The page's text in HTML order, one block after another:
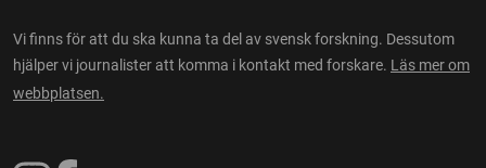
Vi finns för att du ska kunna ta del av svensk forskning. Dessutom
hjälper vi journalister att komma i kontakt med forskare. Läs mer om
webbplatsen.